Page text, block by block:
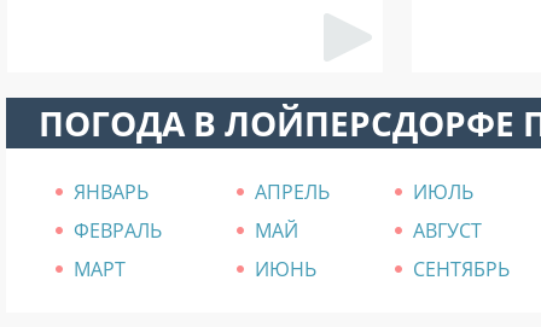
ПОГОДА В ЛОЙПЕРСДОРФЕ
ЯНВАРЬ АПРЕЛЬ
ИЮЛЬ
ФЕВРАЛЬ
МАЙ
АВГУСТ
МАРТ
ИЮНЬ СЕНТЯБРЬ